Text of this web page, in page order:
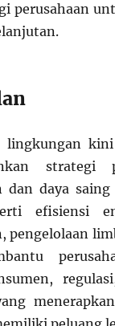
perusahaan
lingkungan
strategi
dan daya
efisiensi
pengelolaan